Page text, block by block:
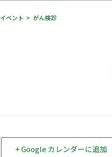
イベント がん検診
+ Google カレンダーに追加